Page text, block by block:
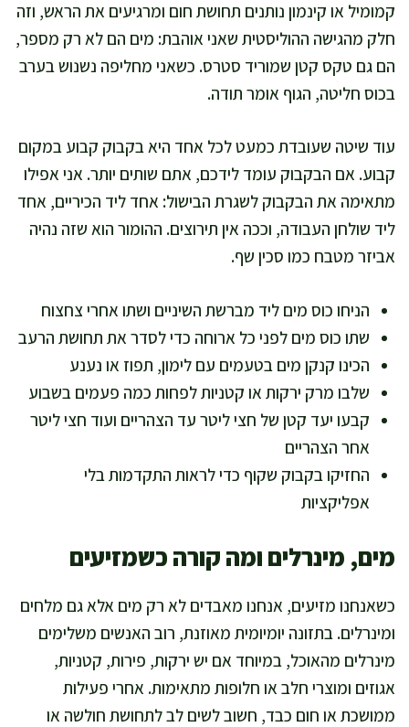
קמומיל או קינמון נותנים תחושת חום ומרגיעים את הראש, וזה
חלק מהגישה ההוליסטית שאני אוהבת: מים הם לא רק מספר,
הם גם טקס קטן שמוריד סטרס. כשאני מחליפה נשנוש בערב
בכוס חליטה, הגוף אומר תודה.
עוד שיטה שעובדת כמעט לכל אחד היא בקבוק קבוע במקום
קבוע. אם הבקבוק עומד לידכם, אתם שותים יותר. אני אפילו
מתאימה את הבקבוק לשגרת הבישול: אחד ליד הכיריים, אחד
ליד שולחן העבודה, וככה אין תירוצים. ההומור הוא שזה נהיה
אביזר מטבח כמו סכין שף.
הניחו כוס מים ליד מברשת השיניים ושתו אחרי צחצוח
שתו כוס מים לפני כל ארוחה כדי לסדר את תחושת הרעב
הכינו קנקן מים בטעמים עם לימון, תפוז או נענע
שלבו מרק ירקות או קטניות לפחות כמה פעמים בשבוע
קבעו יעד קטן של חצי ליטר עד הצהריים ועוד חצי ליטר
אחר הצהריים
החזיקו בקבוק שקוף כדי לראות התקדמות בלי
אפליקציות
מים, מינרלים ומה קורה כשמזיעים
כשאנחנו מזיעים, אנחנו מאבדים לא רק מים אלא גם מלחים
ומינרלים. בתזונה יומיומית מאוזנת, רוב האנשים משלימים
מינרלים מהאוכל, במיוחד אם יש ירקות, פירות, קטניות,
אגוזים ומוצרי חלב או חלופות מתאימות. אחרי פעילות
ממושכת או חום כבד, חשוב לשים לב לתחושת חולשה או